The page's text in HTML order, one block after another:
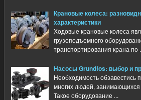
Крановые колеса:
характеристики
Ходовые крановые колеса
грузоподъемного
транспортирования крана по
Насосы Grundfos: выбор и
Необходимость
многих людей,
Такое оборудование ...